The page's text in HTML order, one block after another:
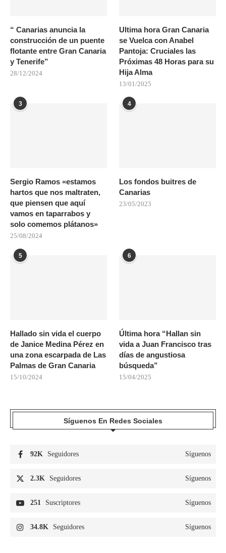
“ Canarias anuncia la
construcción de un puente
flotante entre Gran Canaria
y Tenerife”
28/12/2024
Ultima hora Gran Canaria
se Vuelca con Anabel
Pantoja: Cruciales las
Próximas 48 Horas para su
Hija Alma
13/01/2025
3
Sergio Ramos «estamos
hartos que nos maltraten,
que piensen que aquí
vamos en taparrabos y
solo comemos plátanos»
25/08/2024
4
Los fondos buitres de
Canarias
23/05/2023
5
Hallado sin vida el cuerpo
de Janice Medina Pérez en
una zona escarpada de Las
Palmas de Gran Canaria
15/10/2024
6
Última hora “Hallan sin
vida a Juan Francisco tras
días de angustiosa
búsqueda”
15/04/2025
Síguenos En Redes Sociales
92K Seguidores Síguenos
2.3K Seguidores Síguenos
251 Suscriptores Síguenos
34.8K Seguidores Síguenos